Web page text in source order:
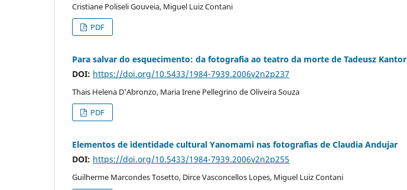
Cristiane Poliseli Gouveia, Miguel Luiz Contani
PDF
Para salvar do esquecimento: da fotografia ao teatro da morte de Tadeusz Kantor
DOI: https://doi.org/10.5433/1984-7939.2006v2n2p237
Thais Helena D'Abronzo, Maria Irene Pellegrino de Oliveira Souza
PDF
Elementos de identidade cultural Yanomami nas fotografias de Claudia Andujar
DOI: https://doi.org/10.5433/1984-7939.2006v2n2p255
Guilherme Marcondes Tosetto, Dirce Vasconcellos Lopes, Miguel Luiz Contani